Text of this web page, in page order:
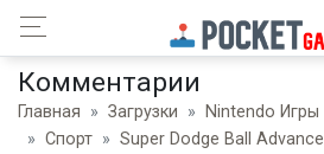
Комментарии
Главная Загрузки Nintendo Игры
Спорт
Super Dodge Ball Advance